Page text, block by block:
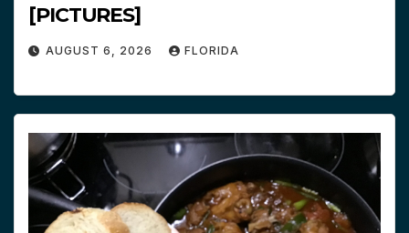
[PICTURES]
AUGUST 6, 2026 FLORIDA